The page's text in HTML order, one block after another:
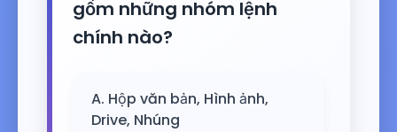
gồm những nhóm lệnh
chính nào?
A. Hộp văn bản, Hình ảnh,
Drive, Nhúng